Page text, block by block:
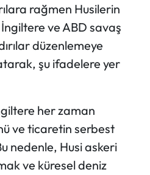
rağmen Husilerin
ve ABD savaş
düzenlemeye
şu ifadelere yer
her zaman
ve ticaretin serbest
nedenle, Husi askeri
ve küresel deniz